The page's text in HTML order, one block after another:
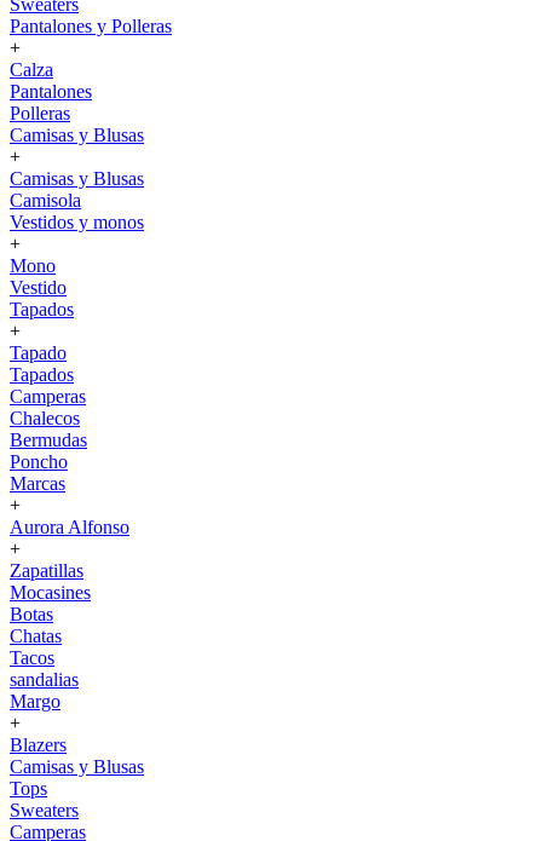
Sweaters
Pantalones y Polleras
+
Calza
Pantalones
Polleras
Camisas y Blusas
+
Camisas y Blusas
Camisola
Vestidos y monos
+
Mono
Vestido
Tapados
+
Tapado
Tapados
Camperas
Chalecos
Bermudas
Poncho
Marcas
+
Aurora Alfonso
+
Zapatillas
Mocasines
Botas
Chatas
Tacos
sandalias
Margo
+
Blazers
Camisas y Blusas
Tops
Sweaters
Camperas